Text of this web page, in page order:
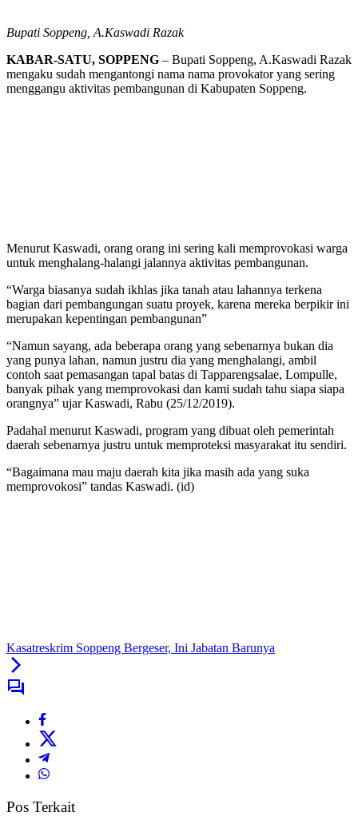
Bupati Soppeng, A.Kaswadi Razak
KABAR-SATU, SOPPENG – Bupati Soppeng, A.Kaswadi Razak
mengaku sudah mengantongi nama nama provokator yang sering
menggangu aktivitas pembangunan di Kabupaten Soppeng.
Menurut Kaswadi, orang orang ini sering kali memprovokasi warga
untuk menghalang-halangi jalannya aktivitas pembangunan.
“Warga biasanya sudah ikhlas jika tanah atau lahannya terkena
bagian dari pembangungan suatu proyek, karena mereka berpikir ini
merupakan kepentingan pembangunan”
“Namun sayang, ada beberapa orang yang sebenarnya bukan dia
yang punya lahan, namun justru dia yang menghalangi, ambil
contoh saat pemasangan tapal batas di Tapparengsalae, Lompulle,
banyak pihak yang memprovokasi dan kami sudah tahu siapa siapa
orangnya” ujar Kaswadi, Rabu (25/12/2019).
Padahal menurut Kaswadi, program yang dibuat oleh pemerintah
daerah sebenarnya justru untuk memproteksi masyarakat itu sendiri.
“Bagaimana mau maju daerah kita jika masih ada yang suka
memprovokosi” tandas Kaswadi. (id)
Kasatreskrim Soppeng Bergeser, Ini Jabatan Barunya
Pos Terkait